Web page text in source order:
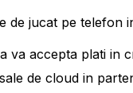
de jucat pe telefon
va accepta plati in
de cloud in